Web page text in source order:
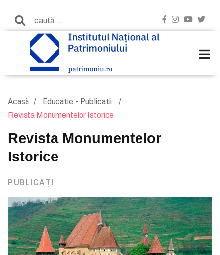
Acasă Educatie - Publicatii
Revista Monumentelor Istorice
Revista Monumentelor
Istorice
PUBLICAȚII